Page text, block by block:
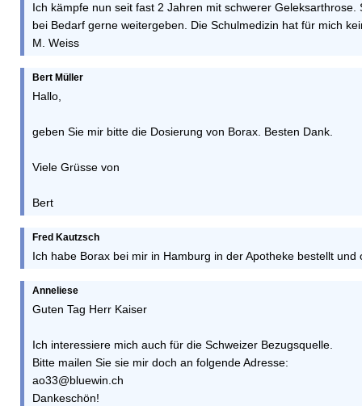
Ich kämpfe nun seit fast 2 Jahren mit schwerer
bei Bedarf gerne weitergeben. Die Schulmedizin hat für mich
M. Weiss
Bert Müller
Hallo,
geben Sie mir bitte die Dosierung von Borax. Besten Dank.
Viele Grüsse von
Bert
Fred Kautzsch
Ich habe Borax bei mir in Hamburg in der Apotheke bestellt
Anneliese
Guten Tag Herr Kaiser
Ich interessiere mich auch für die Schweizer Bezugsquelle.
Bitte mailen Sie sie mir doch an folgende Adresse:
ao33@bluewin.ch
Dankeschön!